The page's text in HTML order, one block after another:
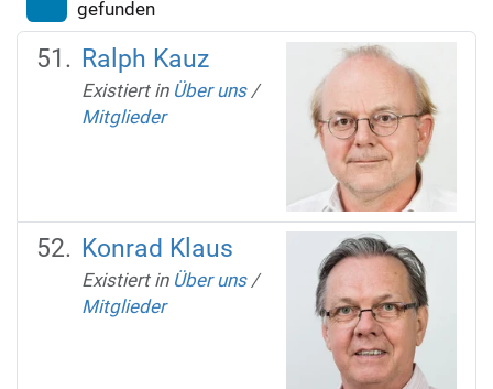
gefunden
Ralph Kauz
Existiert in Über uns /
Mitglieder
Konrad Klaus
Existiert in Über uns /
Mitglieder